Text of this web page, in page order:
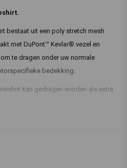
bestaat uit een poly stretch mesh
met DuPont™ Kevlar® vezel en
te dragen onder uw normale
bedekking.
kan gedragen worden als extra